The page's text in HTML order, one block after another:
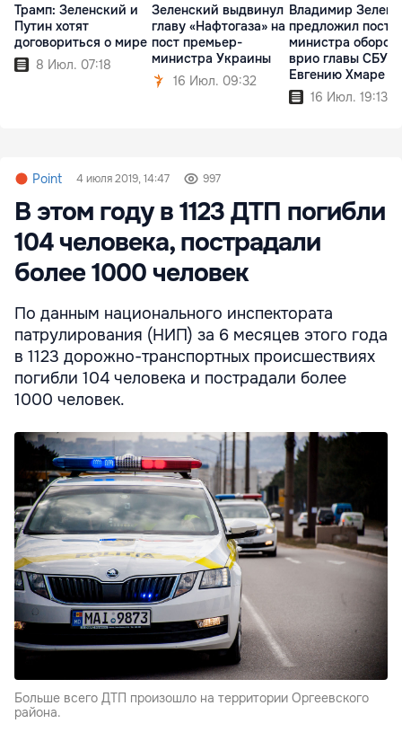
Трамп: Зеленский и
Путин хотят
договориться о мире
8 Июл. 07:18
Зеленский выдвинул
главу «Нафтогаза» на
пост премьер-
министра Украины
16 Июл. 09:32
Владимир
предложил пост
министра
врио главы СБУ
Евгению Хмаре
16 Июл. 19:13
Point 4 июля 2019, 14:47 997
В этом году в 1123 ДТП погибли
104 человека, пострадали
более 1000 человек
По данным национального инспектората
патрулирования (НИП) за 6 месяцев этого года
в 1123 дорожно-транспортных происшествиях
погибли 104 человека и пострадали более
1000 человек.
Больше всего ДТП произошло на территории Оргеевского
района.